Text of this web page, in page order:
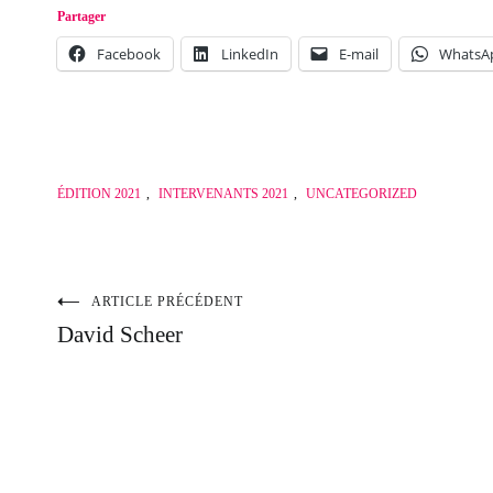
Partager
Facebook LinkedIn E-mail
ÉDITION 2021 , INTERVENANTS 2021 , UNCATEGORIZED
Navigation
ARTICLE PRÉCÉDENT
David Scheer